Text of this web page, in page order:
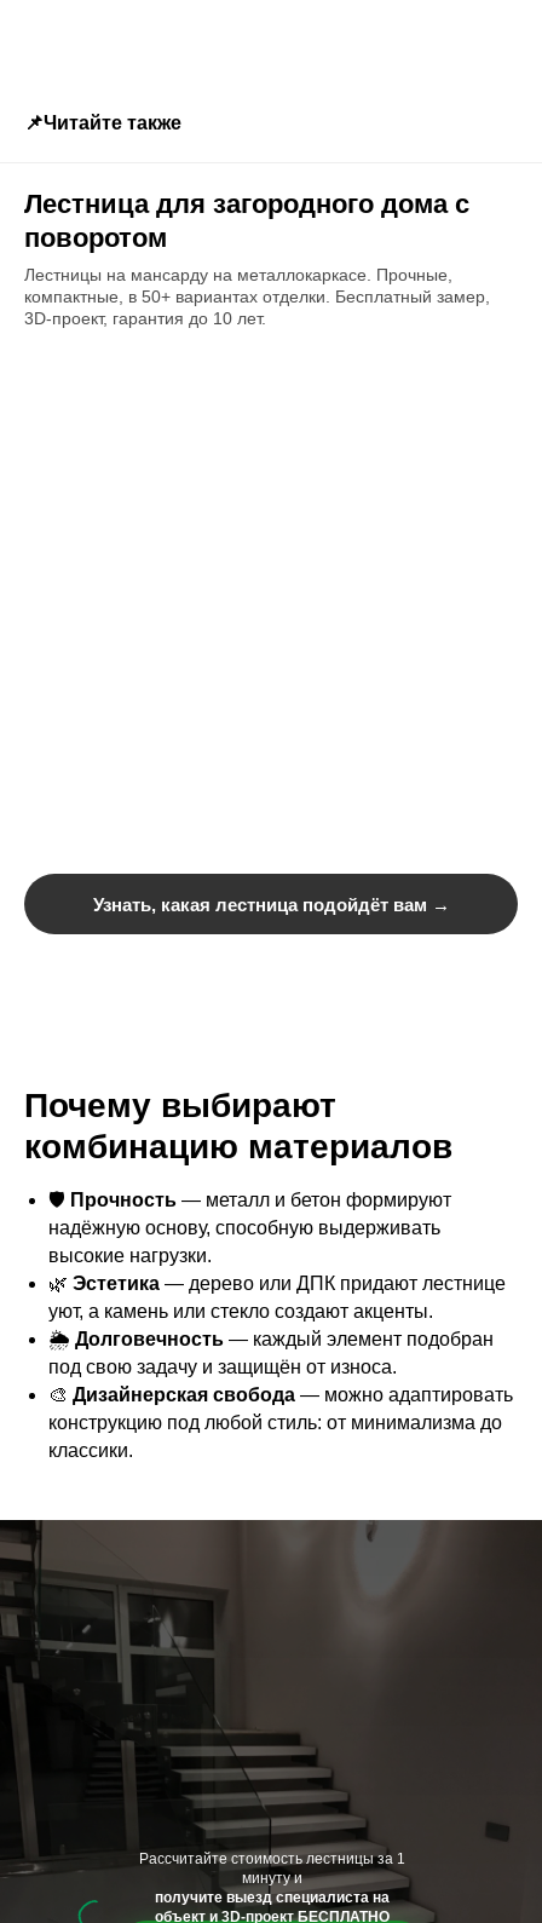
📌Читайте также
Лестница для загородного дома с
поворотом
Лестницы на мансарду на металлокаркасе. Прочные,
компактные, в 50+ вариантах отделки. Бесплатный замер,
3D‑проект, гарантия до 10 лет.
Узнать, какая лестница подойдёт вам →
Почему выбирают
комбинацию материалов
🛡 Прочность — металл и бетон формируют
надёжную основу, способную выдерживать
высокие нагрузки.
🌿 Эстетика — дерево или ДПК придают лестнице
уют, а камень или стекло создают акценты.
🌦 Долговечность — каждый элемент подобран
под свою задачу и защищён от износа.
🎨 Дизайнерская свобода — можно адаптировать
конструкцию под любой стиль: от минимализма до
классики.
Рассчитайте стоимость лестницы за 1
минуту и
получите выезд специалиста на
объект и 3D-проект БЕСПЛАТНО